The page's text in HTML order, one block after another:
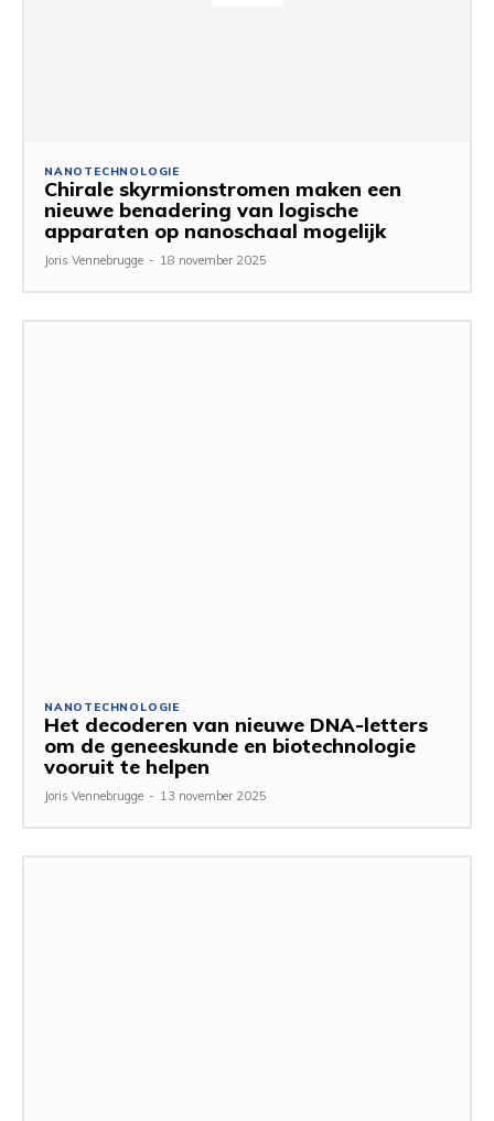
NANOTECHNOLOGIE
Chirale skyrmionstromen maken een
nieuwe benadering van logische
apparaten op nanoschaal mogelijk
Joris Vennebrugge - 18 november 2025
NANOTECHNOLOGIE
Het decoderen van nieuwe DNA-letters
om de geneeskunde en biotechnologie
vooruit te helpen
Joris Vennebrugge - 13 november 2025